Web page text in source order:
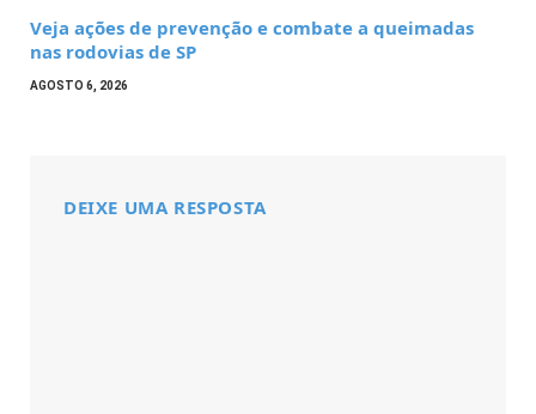
Veja ações de prevenção e combate a queimadas
nas rodovias de SP
AGOSTO 6, 2026
DEIXE UMA RESPOSTA